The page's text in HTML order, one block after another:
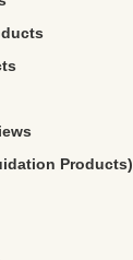
Products)